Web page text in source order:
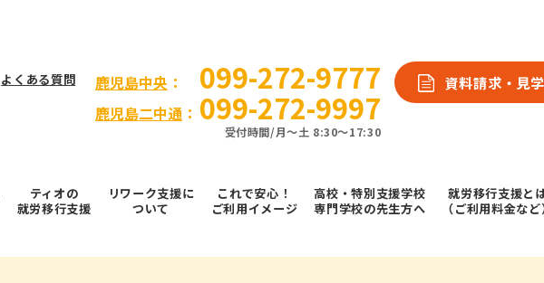
よくある質問 ⿅児島中央 ： 099-272-9777
鹿児島二中通： 099-272-9997
受付時間/⽉〜⼟ 8:30～17:30
資料請求・⾒
ティオの
就労移⾏⽀援
リワーク支援に
ついて
これで安⼼！
ご利⽤イメージ
高校・特別支援学校
専門学校の先生方へ
就労移行支援と
（ご利用料金など